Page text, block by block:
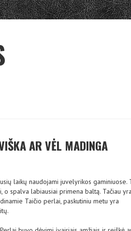
AR VĖL MADINGA
laikų naudojami juvelyrikos gaminiuose.
o spalva labiausiai primena baltą. Tačiau
Taičio perlai, paskutiniu metu yra